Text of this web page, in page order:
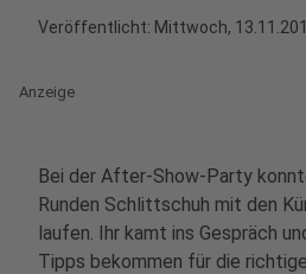
Veröffentlicht: Mittwoch,
Anzeige
Bei der After-Show-Party
Runden Schlittschuh mit den
laufen. Ihr kamt ins Gespräch
Tipps bekommen für die